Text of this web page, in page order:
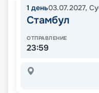
1 день03.07.2027,
Стамбул
ОТПРАВЛЕНИЕ
23:59